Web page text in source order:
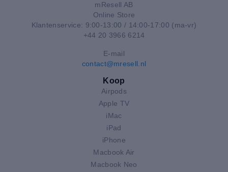
mResell AB
Online Store
Klantenservice: 9:00-13:00 / 14:00-17:00 (ma-vr)
+44 20 3966 6214
E-mail
contact@mresell.nl
Koop
Airpods
Apple TV
iMac
iPad
iPhone
Macbook Air
Macbook Neo